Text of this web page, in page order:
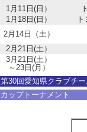
1月11日(日）
1月18日(日）
2月14日（土）
2月21日(土）
3月21日(土）
～23日(月）
第30回愛知県クラブチ
カップトーナメント